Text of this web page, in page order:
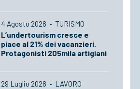
4 Agosto 2026 · TURISMO
L’undertourism cresce e
piace al 21% dei vacanzieri.
Protagonisti 205mila artigiani
29 Luglio 2026 · LAVORO